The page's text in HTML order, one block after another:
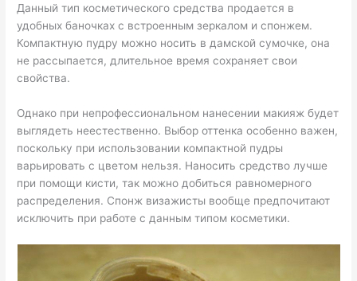
Данный тип косметического средства продается в
удобных баночках с встроенным зеркалом и спонжем.
Компактную пудру можно носить в дамской сумочке, она
не рассыпается, длительное время сохраняет свои
свойства.
Однако при непрофессиональном нанесении макияж будет
выглядеть неестественно. Выбор оттенка особенно важен,
поскольку при использовании компактной пудры
варьировать с цветом нельзя. Наносить средство лучше
при помощи кисти, так можно добиться равномерного
распределения. Спонж визажисты вообще предпочитают
исключить при работе с данным типом косметики.